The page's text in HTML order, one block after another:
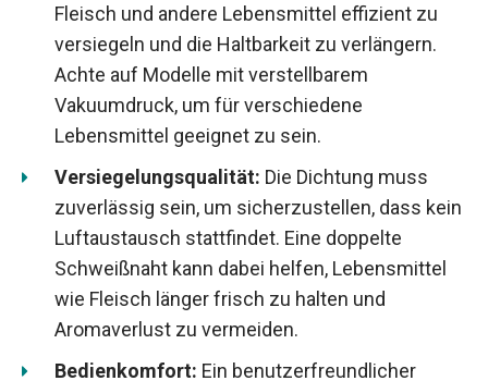
Fleisch und andere Lebensmittel effizient zu
versiegeln und die Haltbarkeit zu verlängern.
Achte auf Modelle mit verstellbarem
Vakuumdruck, um für verschiedene
Lebensmittel geeignet zu sein.
Versiegelungsqualität: Die Dichtung muss
zuverlässig sein, um sicherzustellen, dass kein
Luftaustausch stattfindet. Eine doppelte
Schweißnaht kann dabei helfen, Lebensmittel
wie Fleisch länger frisch zu halten und
Aromaverlust zu vermeiden.
Bedienkomfort: Ein benutzerfreundlicher